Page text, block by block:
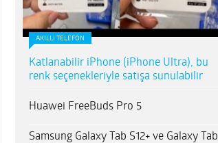
AKILLI TELEFON
Katlanabilir iPhone (iPhone Ultra), bu
renk seçenekleriyle satışa sunulabilir
Huawei FreeBuds Pro 5
Samsung Galaxy Tab S12+ ve Galaxy Tab